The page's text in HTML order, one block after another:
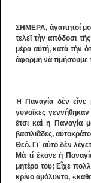
ΣΗΜΕΡΑ, ἀγαπητοί
τελεῖ τὴν ἀ­πόδοσι
μέρα αὐτή, κατὰ τὴν
ἀ­φορμὴ νὰ
Ἡ Παναγία δὲν εἶνε
γυναῖκες
ἔτσι καὶ ἡ Παναγία
βασιλιᾶδες,
Θεό. Γι᾽ αὐτὸ δὲν
Μὰ τί ἔκανε ἡ
μητέρα του; Εἶχε
κρίνο ἀμόλυν­το,